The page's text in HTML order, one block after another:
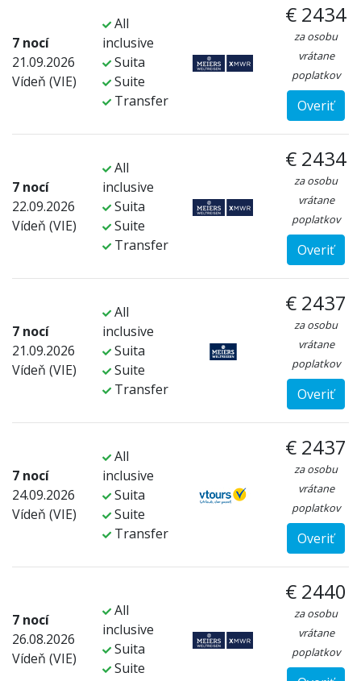
7 nocí
21.09.2026
Vídeň (VIE)
All
inclusive
Suita
Suite
Transfer
€ 2434
za osobu
vrátane
poplatkov
Overiť
7 nocí
22.09.2026
Vídeň (VIE)
All
inclusive
Suita
Suite
Transfer
€ 2434
za osobu
vrátane
poplatkov
Overiť
7 nocí
21.09.2026
Vídeň (VIE)
All
inclusive
Suita
Suite
Transfer
€ 2437
za osobu
vrátane
poplatkov
Overiť
7 nocí
24.09.2026
Vídeň (VIE)
All
inclusive
Suita
Suite
Transfer
€ 2437
za osobu
vrátane
poplatkov
Overiť
7 nocí
26.08.2026
Vídeň (VIE)
All
inclusive
Suita
Suite
€ 2440
za osobu
vrátane
poplatkov